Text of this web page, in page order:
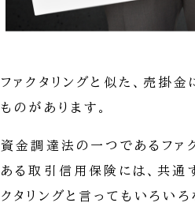
ファクタリングと似た、売掛
ものがあります。
資金調達法の一つであるファ
ある取引信用保険には、共通
クタリングと言ってもいろい